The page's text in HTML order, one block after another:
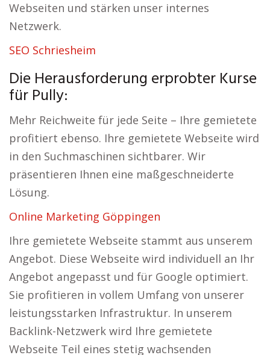
Webseiten und stärken unser internes
Netzwerk.
SEO Schriesheim
Die Herausforderung erprobter Kurse
für Pully:
Mehr Reichweite für jede Seite – Ihre gemietete
profitiert ebenso. Ihre gemietete Webseite wird
in den Suchmaschinen sichtbarer. Wir
präsentieren Ihnen eine maßgeschneiderte
Lösung.
Online Marketing Göppingen
Ihre gemietete Webseite stammt aus unserem
Angebot. Diese Webseite wird individuell an Ihr
Angebot angepasst und für Google optimiert.
Sie profitieren in vollem Umfang von unserer
leistungsstarken Infrastruktur. In unserem
Backlink-Netzwerk wird Ihre gemietete
Webseite Teil eines stetig wachsenden